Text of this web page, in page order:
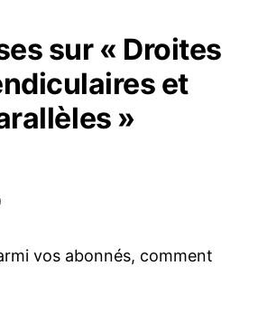
sur « Droites
et
»
vos abonnés, comment